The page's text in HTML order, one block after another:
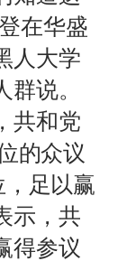
在华盛
人大学
说。
共和党
的众议
足以赢
示，共
得参议